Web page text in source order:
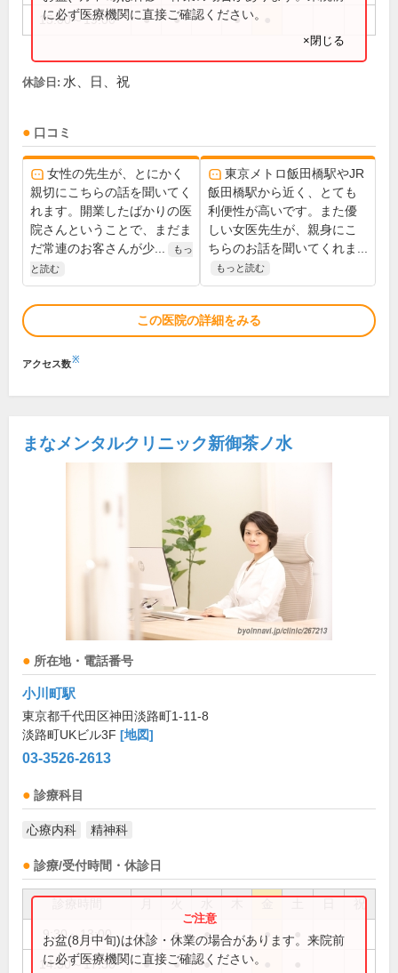
15:00～19:00 ● ● ●
に必ず医療機関に直接ご確認ください。
×閉じる
休診日: 水、日、祝
口コミ
女性の先生が、とにかく
親切にこちらの話を聞いてく
れます。開業したばかりの医
院さんということで、まだま
だ常連のお客さんが少...
もっ
と読む
東京メトロ飯田橋駅やJR
飯田橋駅から近く、とても
利便性が高いです。また優
しい女医先生が、親身にこ
ちらのお話を聞いてくれま...
もっと読む
この医院の詳細をみる
アクセス数※
まなメンタルクリニック新御茶ノ水
所在地・電話番号
小川町駅
東京都千代田区神田淡路町1-11-8
淡路町UKビル3F [地図]
03-3526-2613
診療科目
心療内科 精神科
診療/受付時間・休診日
祝
9:30～13:00 ● ● ● ●
14:30～17:30 ● ● ●
お盆(8月中旬)は休診・休業の場合があります。来院前
に必ず医療機関に直接ご確認ください。